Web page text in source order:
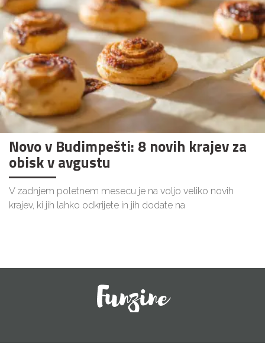
Novo v Budimpešti: 8 novih krajev za
obisk v avgustu
V zadnjem poletnem mesecu je na voljo veliko novih
krajev, ki jih lahko odkrijete in jih dodate na